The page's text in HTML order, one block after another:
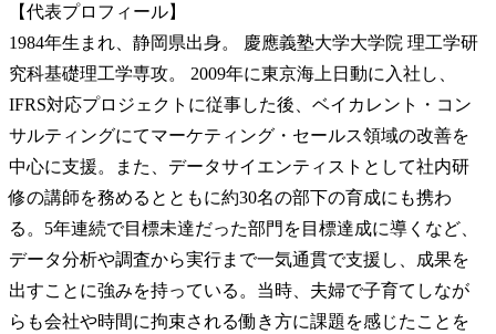
【代表プロフィール】
1984年生まれ、静岡県出身。 慶應義塾大学大学院 理工学研
究科基礎理工学専攻。 2009年に東京海上日動に入社し、
IFRS対応プロジェクトに従事した後、ベイカレント・コン
サルティングにてマーケティング・セールス領域の改善を
中心に支援。また、データサイエンティストとして社内研
修の講師を務めるとともに約30名の部下の育成にも携わ
る。5年連続で目標未達だった部門を目標達成に導くなど、
データ分析や調査から実行まで一気通貫で支援し、成果を
出すことに強みを持っている。当時、夫婦で子育てしなが
らも会社や時間に拘束される働き方に課題を感じたことを